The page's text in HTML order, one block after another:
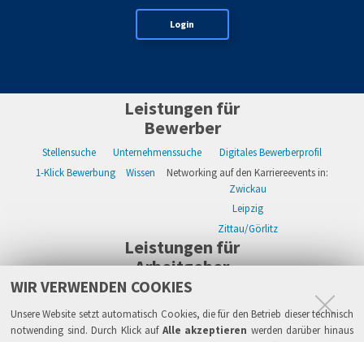
WIR VERWENDEN COOKIES
Unsere Website setzt automatisch Cookies, die für den Betrieb dieser technisch
notwending sind. Durch Klick auf Alle akzeptieren werden darüber hinaus
Login
Leistungen für
Bewerber
Stellensuche Unternehmenssuche
Digitales Bewerberprofil
1-Klick Bewerbung
Wissen
Networking auf den Karriereevents in:
Zwickau
Leipzig
Zittau/Görlitz
Leistungen für
Arbeitgeber
WIKWAY Online-Recruiting Kostenloses Firmenprofil
Alle Einzelleistungen
Wissen
Live-Recruiting auf Karriereevents in:
Zwickau